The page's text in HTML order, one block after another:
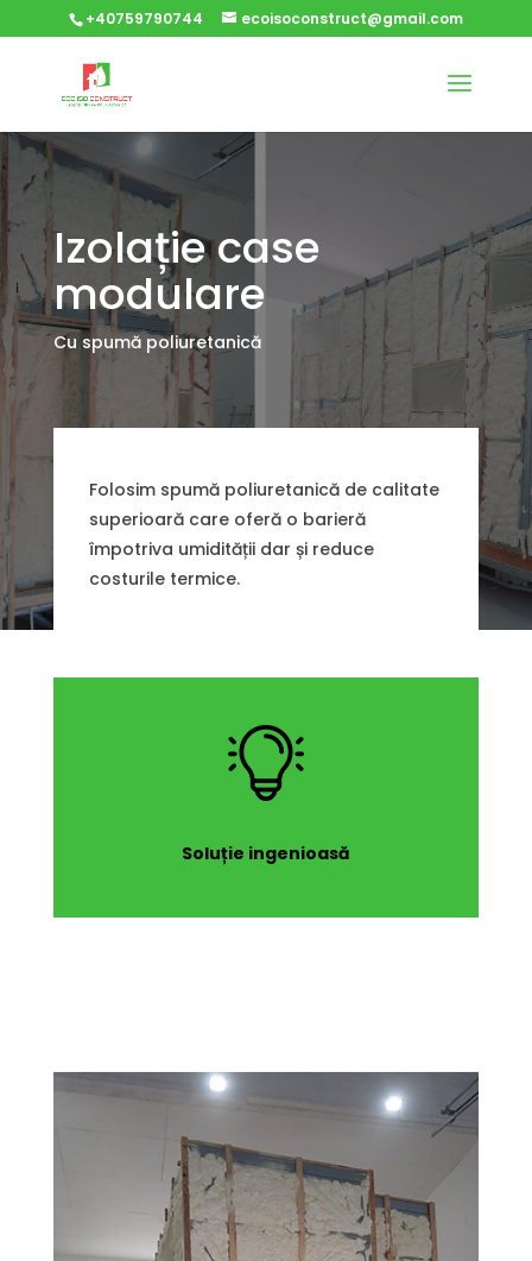
+40759790744 ecoisoconstruct@gmail.com
Izolație case
modulare
Cu spumă poliuretanică
Folosim spumă poliuretanică de calitate
superioară care oferă o barieră
împotriva umidității dar și reduce
costurile termice.
Soluție ingenioasă